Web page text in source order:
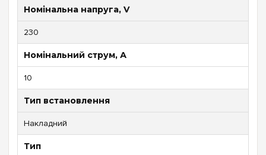
Номінальна напруга, V
230
Номінальний струм, А
10
Тип встановлення
Накладний
Тип